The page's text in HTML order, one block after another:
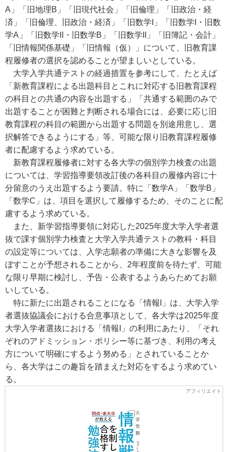
A」「旧地理B」「旧現代社会」「旧倫理」「旧政治・経
済」「旧倫理、旧政治・経済」「旧数学I」「旧数学I・旧数
学A」「旧数学II・旧数学B」「旧数学II」「旧簿記・会計」
「旧情報関係基礎」「旧情報（仮）」について、旧教育課
程履修者の選択を認めることが望ましいとしている。
大学入学共通テストの経過措置を参考にして、たとえば
「新教育課程による出題科目とこれに対応する旧教育課程
の科目との共通の内容を出題する」「共通する範囲のみで
出題することが困難と判断される場合には、必要に応じ旧
教育課程の科目の範囲から出題する問題を別途用意し、選
択解答できるようにする」等、可能な限り旧教育課程履修
者に配慮するよう求めている。
新教育課程履修者に対する各大学の個別学力検査の出題
については、学習指導要領改訂後の各科目の履修内容に十
分留意のうえ出題するよう要請。特に「数学A」「数学B」
「数学C」は、項目を選択して履修するため、そのことに配
慮するよう求めている。
また、新学習指導要領に対応した2025年度大学入学者選
抜で課す個別学力検査と大学入学共通テストの教科・科目
の設定等については、入学志願者の準備に大きな影響を及
ぼすことが予想されることから、2年程度前を待たず、可能
な限り早期に検討し、予告・公表するようあらためてお願
いしている。
特に新たに出題されることになる「情報I」は、大学入学
者選抜協議会における合意事項として、各大学は2025年度
大学入学者選抜における「情報I」の利用にあたり、「それ
ぞれのアドミッション・ポリシー等に基づき、利用の考え
方について明確にするよう努める」とされていることか
ら、各大学はこの趣旨を踏まえた対応をするよう求めてい
る。